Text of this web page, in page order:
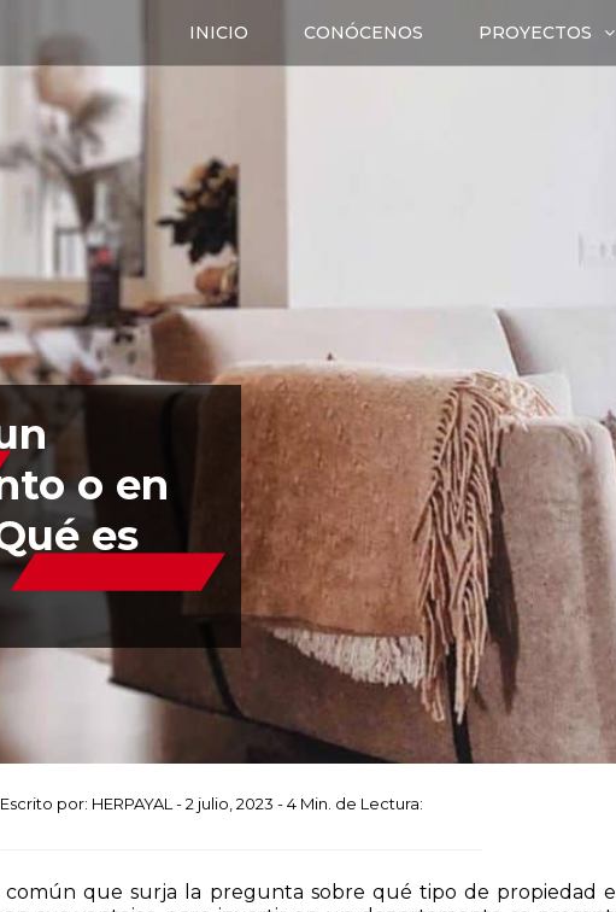
INICIO CONÓCENOS PROYECTOS
o en
es
Escrito por: HERPAYAL -2 julio, 2023 -4 Min. de Lectura:
que surja la pregunta sobre qué tipo de propiedad